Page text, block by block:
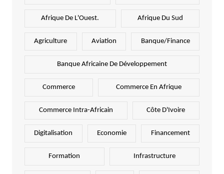
Afrique De L'Ouest. Afrique Du Sud
Agriculture Aviation Banque/Finance
Banque Africaine De Développement
Commerce Commerce En Afrique
Commerce Intra-Africain Côte D'Ivoire
Digitalisation Economie Financement
Formation Infrastructure